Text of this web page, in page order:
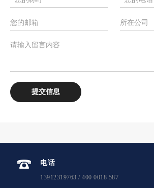
电话
13912319763 / 400 0018 587